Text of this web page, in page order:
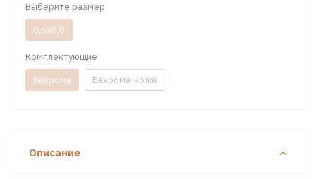
Выберите размер
0,5x0,8
Комплектующие
Бахрома
Бахрома-кожа
Описание